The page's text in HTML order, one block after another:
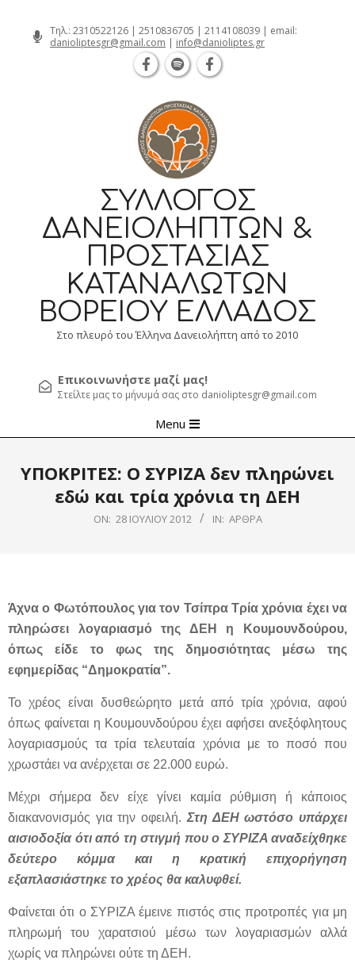
Τηλ.: 2310522126 | 2510836705 | 2114108039 | email:
danioliptesgr@gmail.com | info@danioliptes.gr
ΣΎΛΛΟΓΟΣ
ΔΑΝΕΙΟΛΗΠΤΏΝ &
ΠΡΟΣΤΑΣΊΑΣ
ΚΑΤΑΝΑΛΩΤΏΝ
ΒΟΡΕΊΟΥ ΕΛΛΆΔΟΣ
Στο πλευρό του Έλληνα Δανειολήπτη από το 2010
Επικοινωνήστε μαζί μας!
Στείλτε μας το μήνυμά σας στο danioliptesgr@gmail.com
Navigation
Menu
ΥΠΟΚΡΙΤΕΣ: Ο ΣΥΡΙΖΑ δεν πληρώνει
εδώ και τρία χρόνια τη ΔΕΗ
ON: 28 ΙΟΥΛΊΟΥ 2012 IN: ΆΡΘΡΑ
Άχνα ο Φωτόπουλος για τον Τσίπρα Τρία χρόνια έχει να
πληρώσει λογαριασμό της ΔΕΗ η Κουμουνδούρου,
όπως είδε το φως της δημοσιότητας μέσω της
εφημερίδας “Δημοκρατία”.
Το χρέος είναι δυσθεώρητο μετά από τρία χρόνια, αφού
όπως φαίνεται η Κουμουνδούρου έχει αφήσει ανεξόφλητους
λογαριασμούς τα τρία τελευταία χρόνια με το ποσό που
χρωστάει να ανέρχεται σε 22.000 ευρώ.
Μέχρι σήμερα δεν είχε γίνει καμία ρύθμιση ή κάποιος
διακανονισμός για την οφειλή. Στη ΔΕΗ ωστόσο υπάρχει
αισιοδοξία ότι από τη στιγμή που ο ΣΥΡΙΖΑ αναδείχθηκε
δεύτερο κόμμα και η κρατική επιχορήγηση
εξαπλασιάστηκε το χρέος θα καλυφθεί.
Φαίνεται ότι ο ΣΥΡΙΖΑ έμεινε πιστός στις προτροπές για μη
πληρωμή του χαρατσιού μέσω των λογαριασμών αλλά
χωρίς να πληρώνει ούτε τη ΔΕΗ.